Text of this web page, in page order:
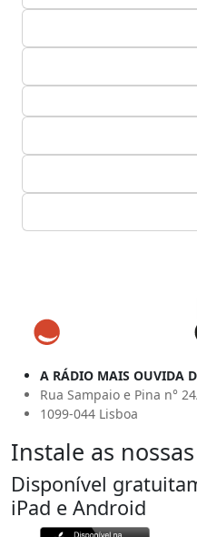
A RÁDIO MAIS OUVIDA
Rua Sampaio e Pina n°
1099-044 Lisboa
Instale as
Disponível
iPad e Android